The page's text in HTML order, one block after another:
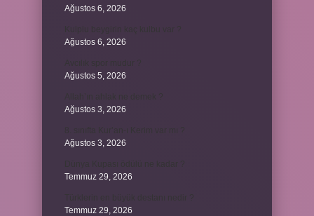
Ağustos 6, 2026
Ağustos 6, 2026
Ağustos 5, 2026
Ağustos 3, 2026
Ağustos 3, 2026
Temmuz 29, 2026
Temmuz 29, 2026